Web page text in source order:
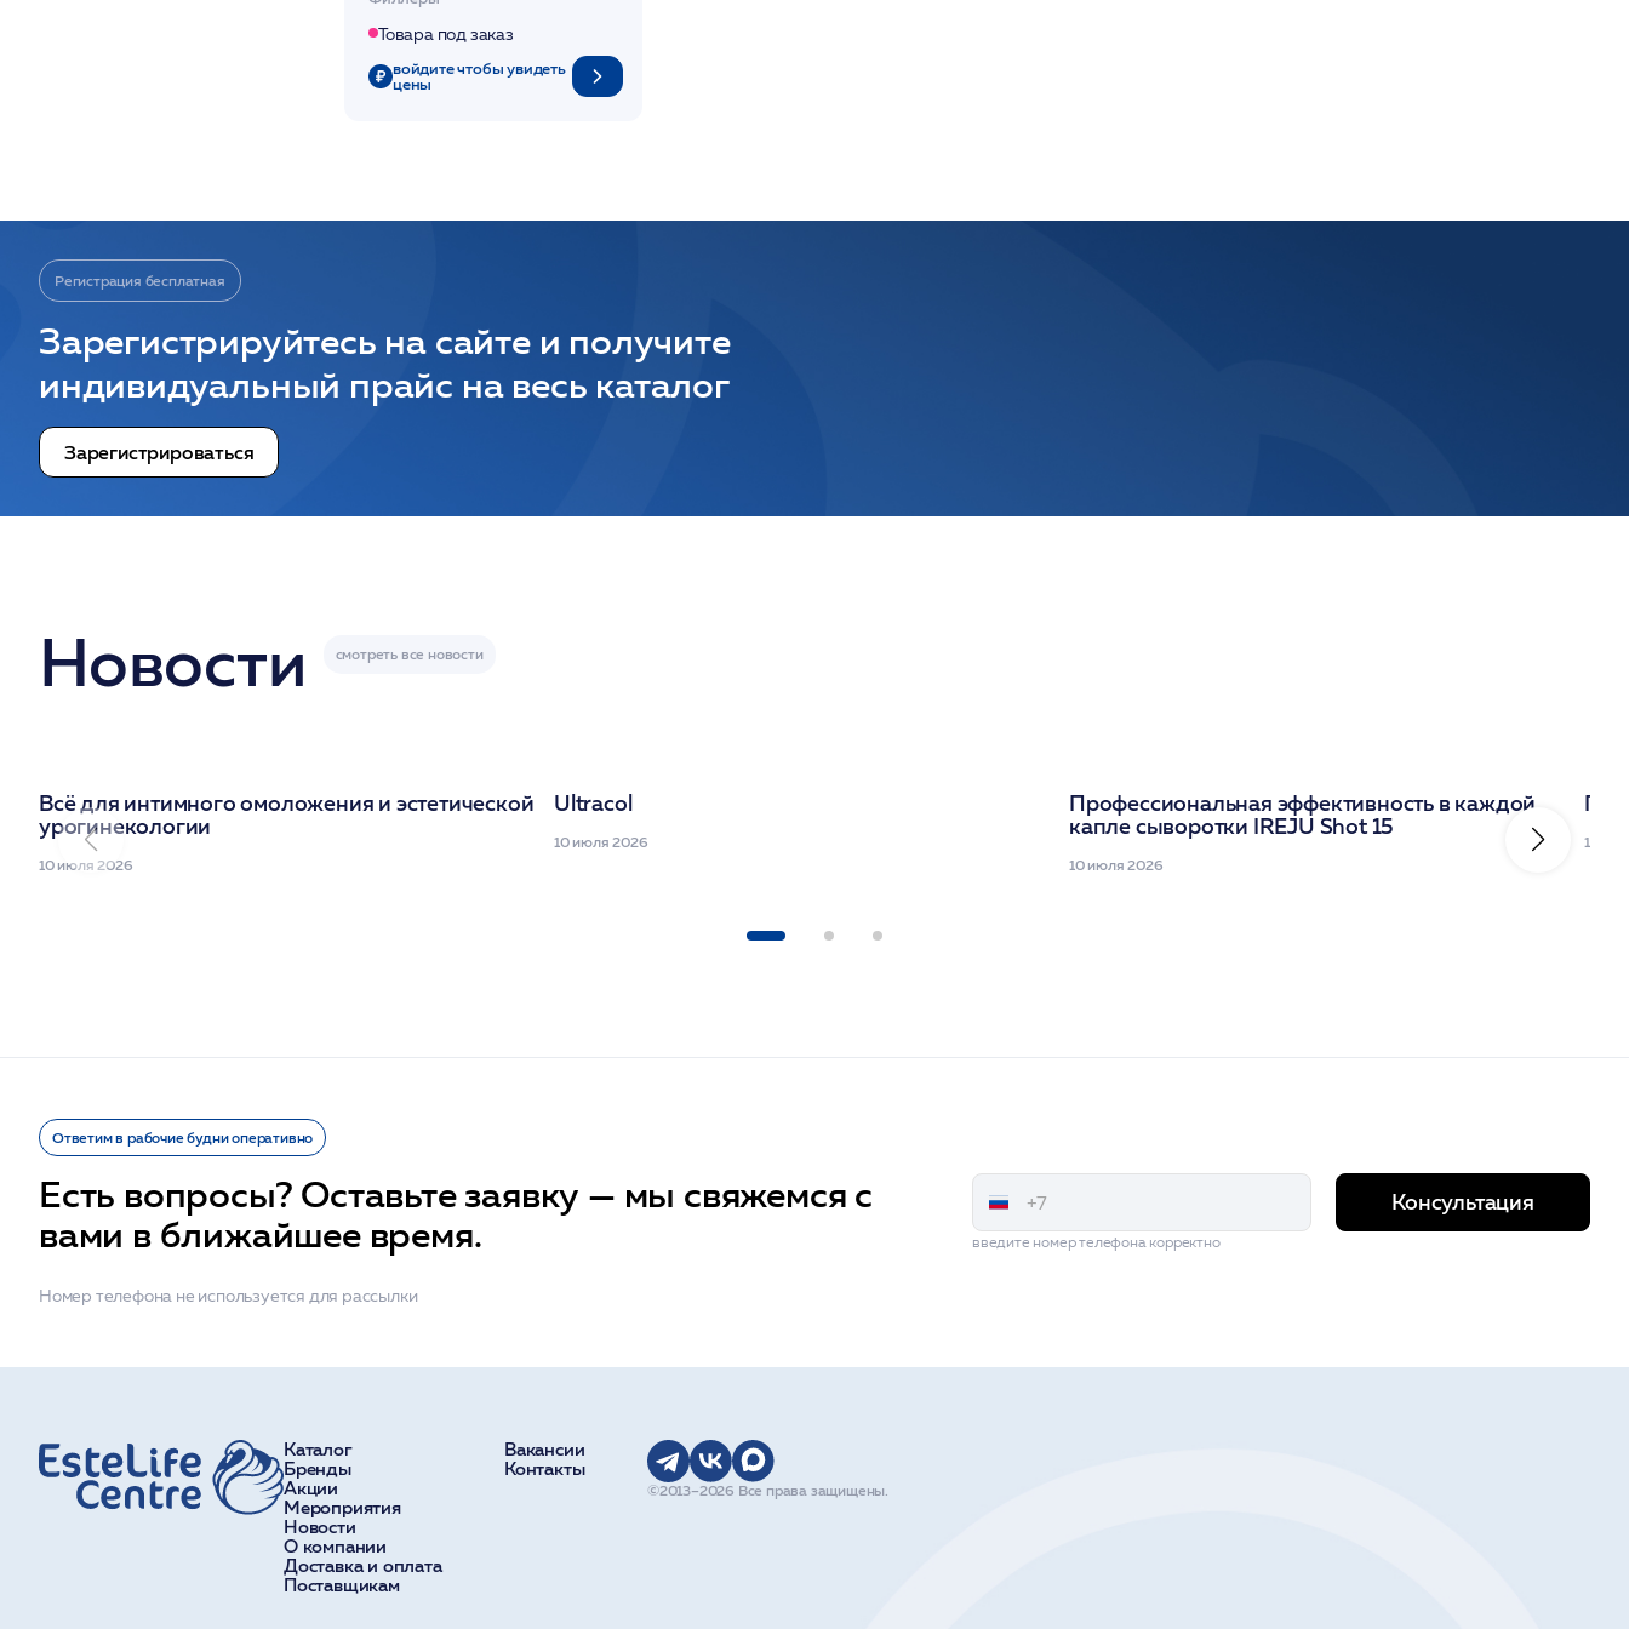
/Neuramis Deep
Товара под заказ
войдите чтобы увидеть
цены
Регистрация бесплатная
Зарегистрируйтесь на сайте и получите
индивидуальный прайс на весь каталог
Зарегистрироваться
Новости
Всё для интимного омоложения и эстетической
урогинекологии
10 июля 2026
Ultracol
10 июля 2026
Профессиональная эффективность в каждой
капле сыворотки IREJU Shot 15
10 июля 2026
10
Ответим в рабочие будни оперативно
Есть вопросы? Оставьте заявку — мы свяжемся с
вами в ближайшее время.
Номер телефона не используется для рассылки
введите номер телефона корректно
Консультация
Каталог
Бренды
Акции
Мероприятия
Новости
О компании
Доставка и оплата
Поставщикам
Вакансии
Контакты
©2013–2026 Все права защищены.